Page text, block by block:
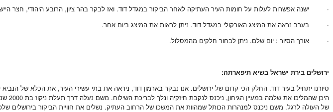
· ישנה אפשרות לעלות על חומות העיר העתיקה לאחר הביקור במגדל דוד. ואז לבקר בהר ציון, הרובע היהודי, חצר
· בערב נראה את המיצג האורקולי במגדל דוד. ניתן לראות את המיצג ביום אחר.
· אורך הסיור : יום שלם. ניתן לבחור חלקים מהמסלול.
ירושלים בירת ישראל בשיא תיפארתה:
סיורנו יתחיל בעיר דוד. החלק הכי קדום של ירושלים. אנו נבקר בארמון דוד, ניראה את בתי עשירי העיר, את הכלא של
של העולה לרגל. משם ניכנס למנהרות הכותל שמהוות את המשכו של הרחוב העתיק. נשלים את חוויית הביקור בירושלים